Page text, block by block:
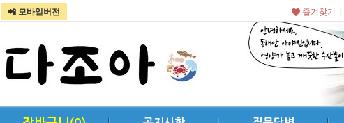
📲 모바일버전 즐겨찾기